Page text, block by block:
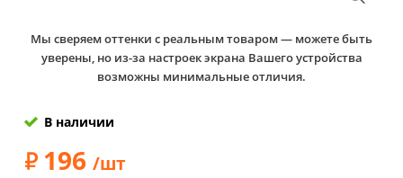
Мы сверяем оттенки с реальным товаром — можете быть
уверены, но из-за настроек экрана Вашего устройства
возможны минимальные отличия.
В наличии
196 /шт